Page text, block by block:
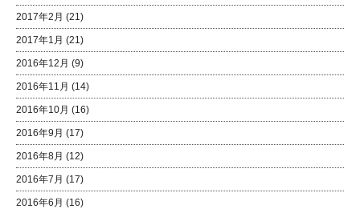
2017年2月 (21)
2017年1月 (21)
2016年12月 (9)
2016年11月 (14)
2016年10月 (16)
2016年9月 (17)
2016年8月 (12)
2016年7月 (17)
2016年6月 (16)